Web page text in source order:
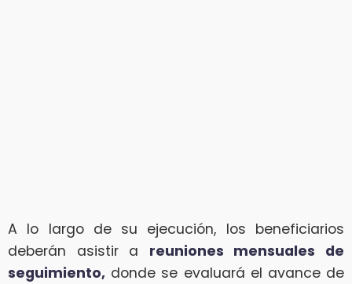
A lo largo de su ejecución, los beneficiarios
deberán asistir a reuniones mensuales de
seguimiento, donde se evaluará el avance de